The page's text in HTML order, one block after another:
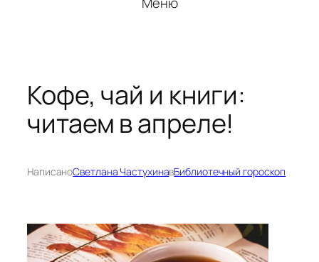
Кофе, чай и книги:
читаем в апреле!
НаписаноСветлана ЧастухинавБиблиотечный гороскоп